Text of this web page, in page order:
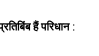
हैं परिधान :